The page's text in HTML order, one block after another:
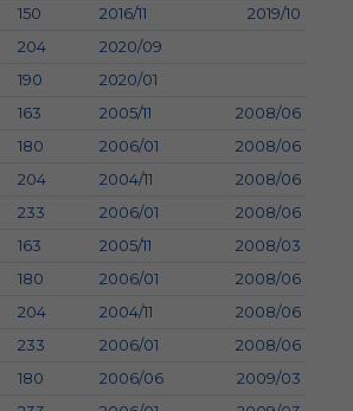
150 2016/11
2019/10
204
2020/09
190
2020/01
163 2005/11
2008/06
180 2006/01
2008/06
204 2004/11
2008/06
233 2006/01
2008/06
163 2005/11
2008/03
180 2006/01
2008/06
204 2004/11
2008/06
233 2006/01
2008/06
180 2006/06
2009/03